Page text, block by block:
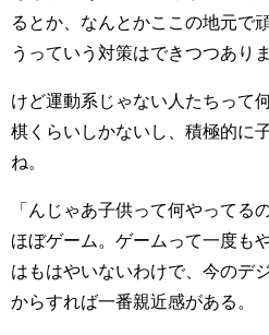
るとか、なんとかここの地元で
うっていう対策はできつつありま
けど運動系じゃない人たちって
棋くらいしかないし、積極的に
ね。
「んじゃあ子供って何やってる
ほぼゲーム。ゲームって一度も
はもはやいないわけで、今のデ
からすれば一番親近感がある。